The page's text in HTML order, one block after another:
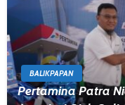
BALIKPAPAN
Pertamina Patra